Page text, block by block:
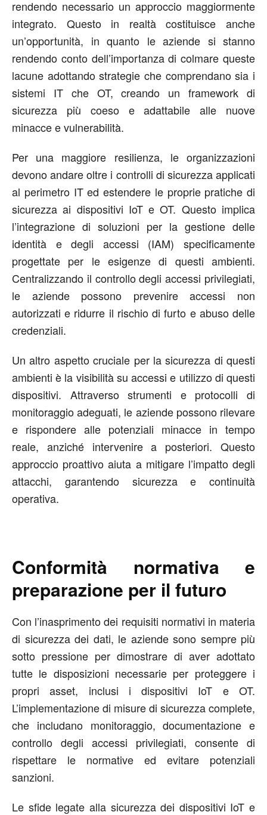
rendendo necessario un approccio maggiormente
integrato. Questo in realtà costituisce anche
un’opportunità, in quanto le aziende si stanno
rendendo conto dell’importanza di colmare queste
lacune adottando strategie che comprendano sia i
sistemi IT che OT, creando un framework di
sicurezza più coeso e adattabile alle nuove
minacce e vulnerabilità.
Per una maggiore resilienza, le organizzazioni
devono andare oltre i controlli di sicurezza applicati
al perimetro IT ed estendere le proprie pratiche di
sicurezza ai dispositivi IoT e OT. Questo implica
l’integrazione di soluzioni per la gestione delle
identità e degli accessi (IAM) specificamente
progettate per le esigenze di questi ambienti.
Centralizzando il controllo degli accessi privilegiati,
le aziende possono prevenire accessi non
autorizzati e ridurre il rischio di furto e abuso delle
credenziali.
Un altro aspetto cruciale per la sicurezza di questi
ambienti è la visibilità su accessi e utilizzo di questi
dispositivi. Attraverso strumenti e protocolli di
monitoraggio adeguati, le aziende possono rilevare
e rispondere alle potenziali minacce in tempo
reale, anziché intervenire a posteriori. Questo
approccio proattivo aiuta a mitigare l’impatto degli
attacchi, garantendo sicurezza e continuità
operativa.
Conformità normativa e
preparazione per il futuro
Con l’inasprimento dei requisiti normativi in materia
di sicurezza dei dati, le aziende sono sempre più
sotto pressione per dimostrare di aver adottato
tutte le disposizioni necessarie per proteggere i
propri asset, inclusi i dispositivi IoT e OT.
L’implementazione di misure di sicurezza complete,
che includano monitoraggio, documentazione e
controllo degli accessi privilegiati, consente di
rispettare le normative ed evitare potenziali
sanzioni.
Le sfide legate alla sicurezza dei dispositivi IoT e